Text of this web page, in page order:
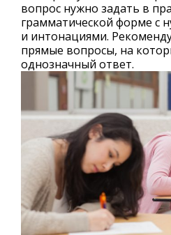
вопрос нужно задать в
грамматической форме с
и интонациями.
прямые вопросы, на
однозначный ответ.